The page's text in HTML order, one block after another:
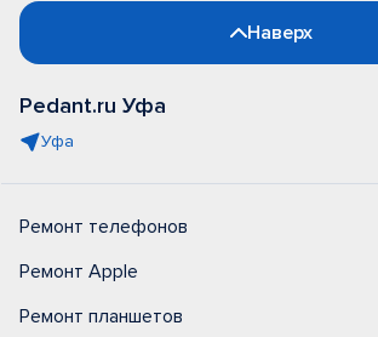
Наверх
Pedant.ru Уфа
Уфа
Ремонт телефонов
Ремонт Apple
Ремонт планшетов